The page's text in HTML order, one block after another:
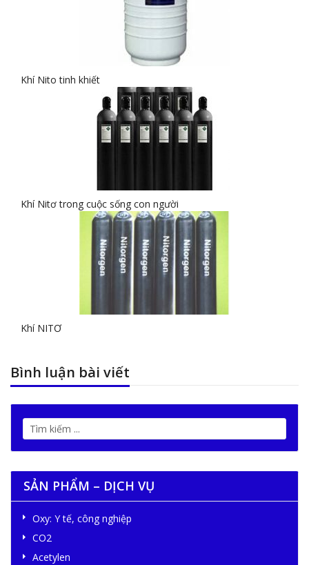
Khí Nito tinh khiết
Khí Nitơ trong cuộc sống con người
Khí NITƠ
Bình luận bài viết
SẢN PHẨM – DỊCH VỤ
Oxy: Y tế, công nghiệp
CO2
Acetylen